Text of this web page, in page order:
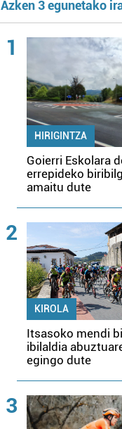
Azken 3 egunetako
1
HIRIGINTZA
Goierri Eskolara
errepideko
amaitu dute
2
KIROLA
Itsasoko mendi
ibilaldia
egingo dute
3